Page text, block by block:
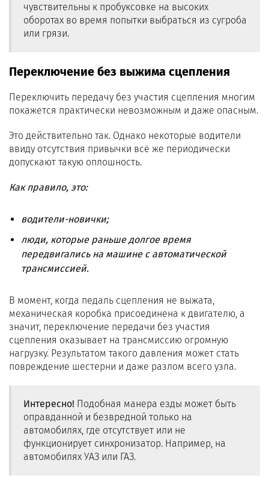
чувствительны к пробуксовке на высоких
оборотах во время попытки выбраться из сугроба
или грязи.
Переключение без выжима сцепления
Переключить передачу без участия сцепления многим
покажется практически невозможным и даже опасным.
Это действительно так. Однако некоторые водители
ввиду отсутствия привычки всё же периодически
допускают такую оплошность.
Как правило, это:
водители-новички;
люди, которые раньше долгое время
передвигались на машине с автоматической
трансмиссией.
В момент, когда педаль сцепления не выжата,
механическая коробка присоединена к двигателю, а
значит, переключение передачи без участия
сцепления оказывает на трансмиссию огромную
нагрузку. Результатом такого давления может стать
повреждение шестерни и даже разлом всего узла.
Интересно! Подобная манера езды может быть
оправданной и безвредной только на
автомобилях, где отсутствует или не
функционирует синхронизатор. Например, на
автомобилях УАЗ или ГАЗ.